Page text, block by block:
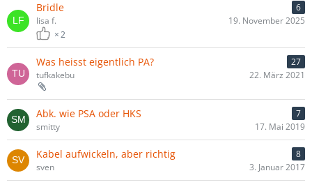
Bridle 6
2
lisa f. 19. November 2025
Was heisst eigentlich PA?
27
tufkakebu
22. März 2021
Abk. wie PSA oder HKS
7
smitty
17. Mai 2019
Kabel aufwickeln, aber richtig
8
sven
3. Januar 2017